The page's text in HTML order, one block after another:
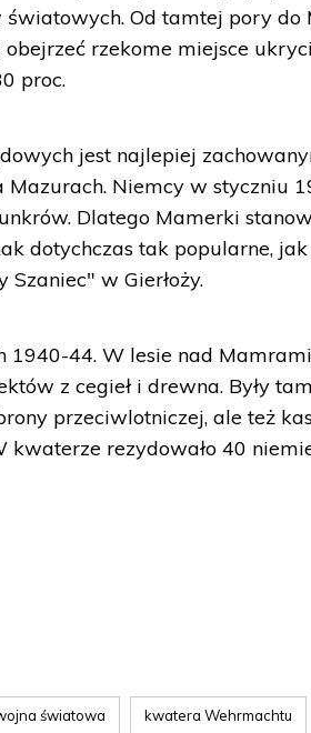
Od tamtej pory do
rzekome miejsce
proc.
jest najlepiej
Niemcy w styczniu
Dlatego Mamerki
dotychczas tak popularne, jak
w Gierłoży.
1940-44. W lesie nad
z cegieł i drewna. Były
przeciwlotniczej, ale też
kwaterze rezydowało 40
światowa kwatera Wehrmachtu